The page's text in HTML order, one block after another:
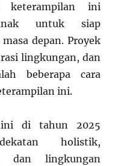
keterampilan ini
untuk siap
depan. Proyek
lingkungan, dan
beberapa cara
ini.
di tahun 2025
holistik,
dan lingkungan